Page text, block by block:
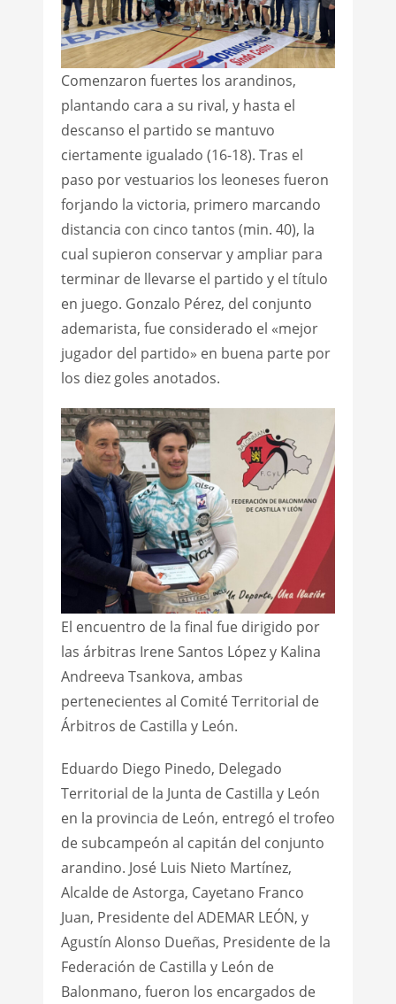
Comenzaron fuertes los arandinos,
plantando cara a su rival, y hasta el
descanso el partido se mantuvo
ciertamente igualado (16-18). Tras el
paso por vestuarios los leoneses fueron
forjando la victoria, primero marcando
distancia con cinco tantos (min. 40), la
cual supieron conservar y ampliar para
terminar de llevarse el partido y el título
en juego. Gonzalo Pérez, del conjunto
ademarista, fue considerado el «mejor
jugador del partido» en buena parte por
los diez goles anotados.
El encuentro de la final fue dirigido por
las árbitras Irene Santos López y Kalina
Andreeva Tsankova, ambas
pertenecientes al Comité Territorial de
Árbitros de Castilla y León.
Eduardo Diego Pinedo, Delegado
Territorial de la Junta de Castilla y León
en la provincia de León, entregó el trofeo
de subcampeón al capitán del conjunto
arandino. José Luis Nieto Martínez,
Alcalde de Astorga, Cayetano Franco
Juan, Presidente del ADEMAR LEÓN, y
Agustín Alonso Dueñas, Presidente de la
Federación de Castilla y León de
Balonmano, fueron los encargados de